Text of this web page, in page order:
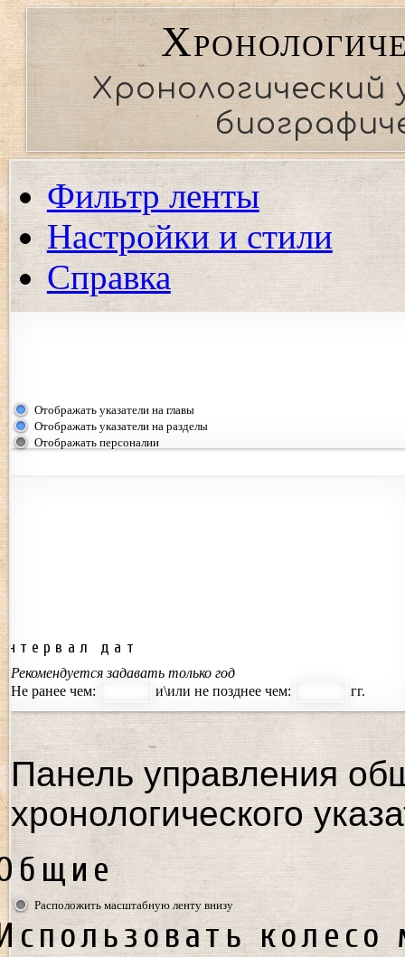
Фильтр ленты
Настройки и стили
Справка
события региона
Отображать указатели на главы
Отображать указатели на разделы
Отображать персоналии
дат
Рекомендуется задавать только год
Не ранее чем:
и\или не позднее чем: гг.
Панель управления
хронологического
Расположить масштабную ленту внизу